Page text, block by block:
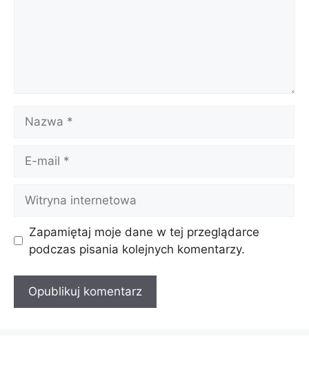
mail
internetowa
Zapamiętaj moje dane w tej przeglądarce
podczas pisania kolejnych komentarzy.